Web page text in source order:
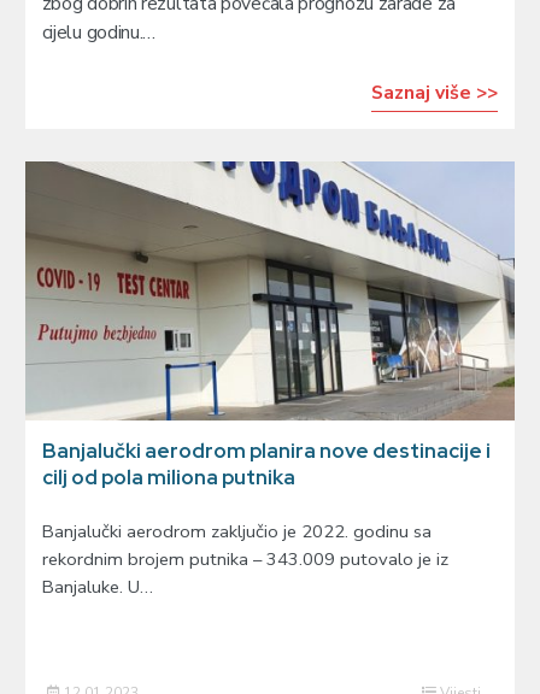
cijelu godinu.…
Saznaj više >>
Banjalučki aerodrom planira nove destinacije i
cilj od pola miliona putnika
Banjalučki aerodrom zaključio je 2022. godinu sa
rekordnim brojem putnika – 343.009 putovalo je iz
Banjaluke. U…